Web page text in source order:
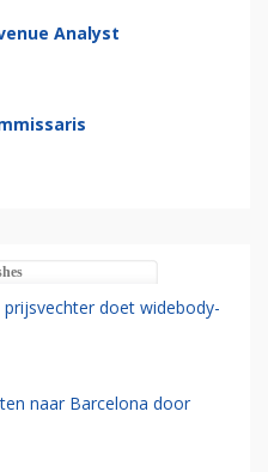
Analyst
doet widebody-
naar Barcelona door